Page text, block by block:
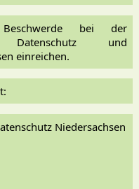
bei der
Datenschutz und
einreichen.
Niedersachsen